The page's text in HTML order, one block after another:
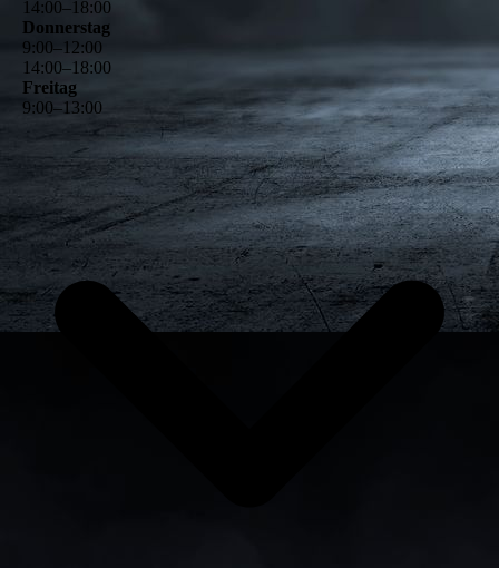
14:00–18:00
Donnerstag
9:00–12:00
14:00–18:00
Freitag
9:00–13:00